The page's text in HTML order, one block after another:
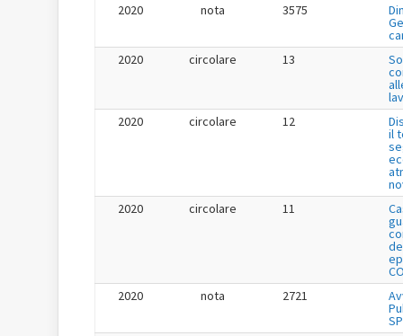
2020
nota 3575
2020
circolare 13
2020
circolare 12
il
2020
circolare 11
2020
nota 2721